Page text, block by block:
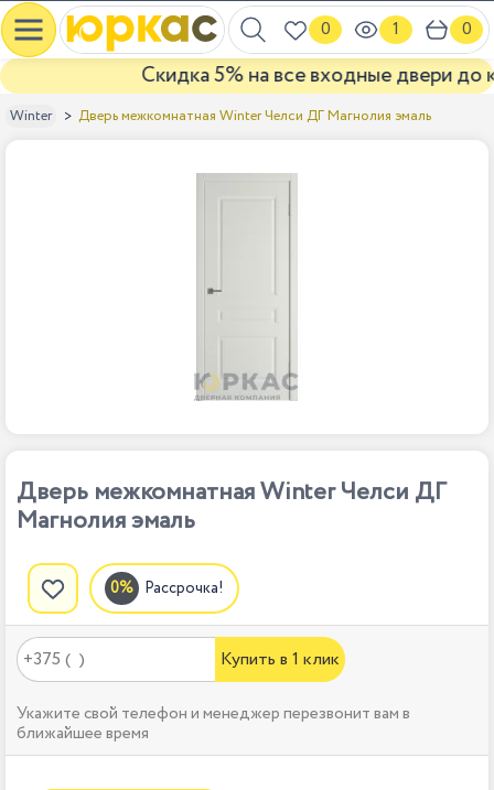
0 1 0
Скидка 5% на все входные двери до
Winter Дверь межкомнатная Winter Челси ДГ Магнолия эмаль
Дверь межкомнатная Winter Челси ДГ
Магнолия эмаль
Рассрочка!
Купить в 1 клик
Укажите свой телефон и менеджер перезвонит вам в
ближайшее время